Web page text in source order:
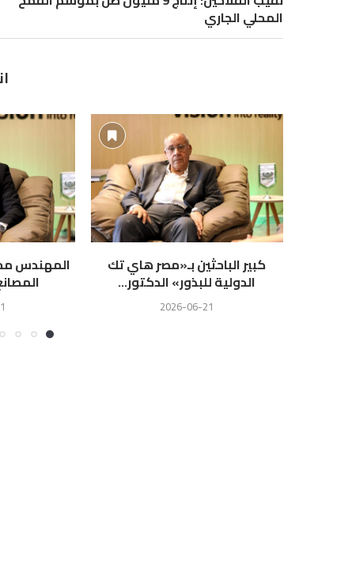
المحلي الجاري
كبير الباحثين بـ«مصر هاي تك
الدولية للبذور» الدكتور...
2026-06-21
المهندس